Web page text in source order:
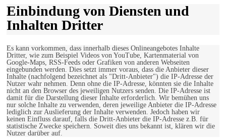
Einbindung von Diensten und
Inhalten Dritter
Es kann vorkommen, dass innerhalb dieses Onlineangebotes Inhalte
Dritter, wie zum Beispiel Videos von YouTube, Kartenmaterial von
Google-Maps, RSS-Feeds oder Grafiken von anderen Webseiten
eingebunden werden. Dies setzt immer voraus, dass die Anbieter dieser
Inhalte (nachfolgend bezeichnet als "Dritt-Anbieter") die IP-Adresse der
Nutzer wahr nehmen. Denn ohne die IP-Adresse, könnten sie die Inhalte
nicht an den Browser des jeweiligen Nutzers senden. Die IP-Adresse ist
damit für die Darstellung dieser Inhalte erforderlich. Wir bemühen uns
nur solche Inhalte zu verwenden, deren jeweilige Anbieter die IP-Adresse
lediglich zur Auslieferung der Inhalte verwenden. Jedoch haben wir
keinen Einfluss darauf, falls die Dritt-Anbieter die IP-Adresse z.B. für
statistische Zwecke speichern. Soweit dies uns bekannt ist, klären wir die
Nutzer darüber auf.